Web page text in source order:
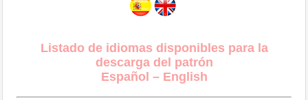
Listado de idiomas disponibles para la
descarga del patrón
Español – English